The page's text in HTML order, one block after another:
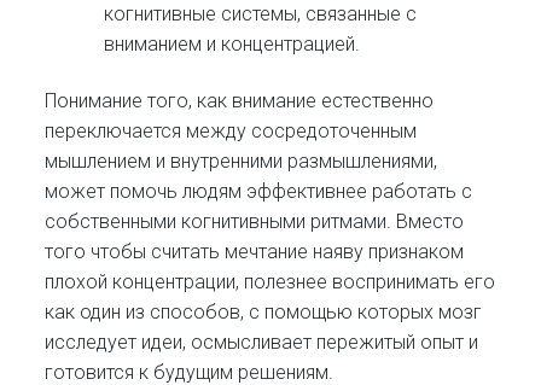
когнитивные системы, связанные с
вниманием и концентрацией.
Понимание того, как внимание естественно
переключается между сосредоточенным
мышлением и внутренними размышлениями,
может помочь людям эффективнее работать с
собственными когнитивными ритмами. Вместо
того чтобы считать мечтание наяву признаком
плохой концентрации, полезнее воспринимать его
как один из способов, с помощью которых мозг
исследует идеи, осмысливает пережитый опыт и
готовится к будущим решениям.